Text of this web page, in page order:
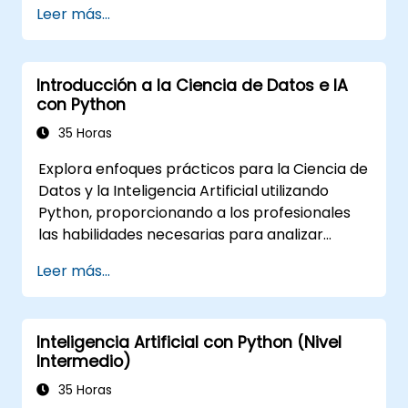
Leer más...
Introducción a la Ciencia de Datos e IA
con Python
35 Horas
Explora enfoques prácticos para la Ciencia de
Datos y la Inteligencia Artificial utilizando
Python, proporcionando a los profesionales
las habilidades necesarias para analizar
automático y desplegar aplicaciones
impulsadas por inteligencia artificial en
contextos empresariales. Cubre flujos de
trabajo CRISP-DM, análisis estadístico,
aprendizaje supervisado y no supervisado,
aprendizaje profundo con TensorFlow,
Leer más...
Inteligencia Artificial con Python (Nivel
Intermedio)
35 Horas